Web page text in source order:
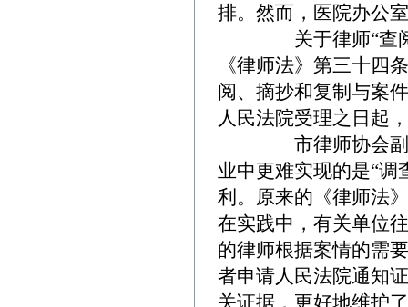
排。然而，医院办公
关于律师“查阅权”
《律师法》第三十四
阅、摘抄和复制与案
人民法院受理之日起
市律师协会副会长
业中更难实现的是“调
利。原来的《律师法
在实践中，有关单位
的律师根据案情的需
者申请人民法院通知
关证据，更好地维护